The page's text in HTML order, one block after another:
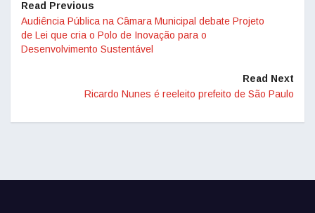
Read Previous
Audiência Pública na Câmara Municipal debate Projeto
de Lei que cria o Polo de Inovação para o
Desenvolvimento Sustentável
Read Next
Ricardo Nunes é reeleito prefeito de São Paulo